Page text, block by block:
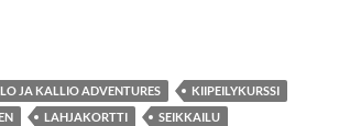
JA KALLIO ADVENTURES
KIIPEILYKURSSI
LAHJAKORTTI SEIKKAILU